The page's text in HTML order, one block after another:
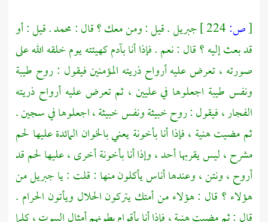
[ص: جبريل. قيل : ومن معك ؟ قال :محمد. قيل : أو
قد بعث إليه ؟ قال : نعم . فإذا أنابآدمكهيئته يوم خلقه الله على
صورته ، تعرض عليه أرواح ذريته المؤمنين فيقول : روح طيبة
ونفس طيبة اجعلوها في عليين ، ثم تعرض عليه أرواح ذريته
الفجار ، فيقول : روح خبيثة ونفس خبيثة ، اجعلوها في سجين .
ثم مضيت هنية ، فإذا أنا بأخونة يعني بالخوان المائدة عليها لحم
مشرح ، ليس يقربها أحد ، وإذا أنا بأخونة أخرى ، عليها لحم قد
أروح ، ونتن ، وعندها أناس يأكلون منها : قلت : يا جبريل من
هؤلاء ؟ قال : هؤلاء من أمتك يتركون الحلال ويأتون الحرام .